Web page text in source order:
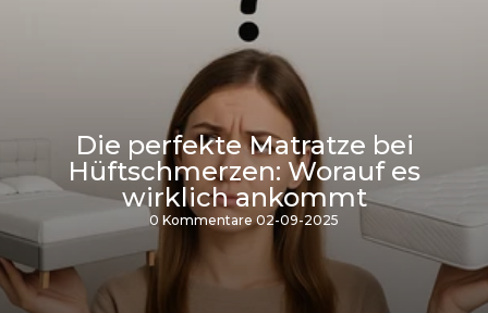
Die perfekte Matratze bei
Hüftschmerzen: Worauf es
wirklich ankommt
0 Kommentare 02-09-2025